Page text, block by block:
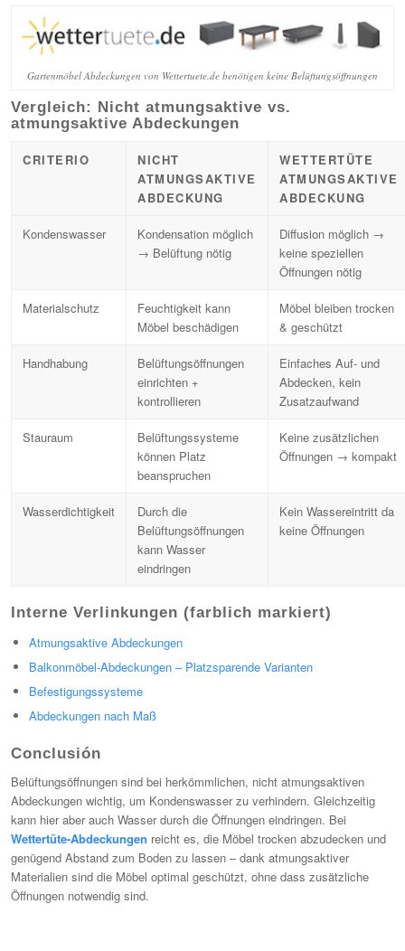
Gartenmöbel Abdeckungen von Wettertuete.de benötigen keine Belüftungsöffnungen
Vergleich: Nicht atmungsaktive vs.
atmungsaktive Abdeckungen
CRITERIO
NICHT
ATMUNGSAKTIVE
ABDECKUNG
WETTERTÜTE
ATMUNGSAKTIVE
ABDECKUNG
Kondenswasser
Kondensation möglich
→ Belüftung nötig
Diffusion möglich →
keine speziellen
Öffnungen nötig
Materialschutz
Feuchtigkeit kann
Möbel beschädigen
Möbel bleiben trocken
& geschützt
Handhabung
Belüftungsöffnungen
einrichten +
kontrollieren
Einfaches Auf- und
Abdecken, kein
Zusatzaufwand
Stauraum
Belüftungssysteme
können Platz
beanspruchen
Keine zusätzlichen
Öffnungen → kompakt
Wasserdichtigkeit
Durch die
Belüftungsöffnungen
kann Wasser
eindringen
Kein Wassereintritt da
keine Öffnungen
Interne Verlinkungen (farblich markiert)
Atmungsaktive Abdeckungen
Balkonmöbel-Abdeckungen – Platzsparende Varianten
Befestigungssysteme
Abdeckungen nach Maß
Conclusión
Belüftungsöffnungen sind bei herkömmlichen, nicht atmungsaktiven
Abdeckungen wichtig, um Kondenswasser zu verhindern. Gleichzeitig
kann hier aber auch Wasser durch die Öffnungen eindringen. Bei
Wettertüte-Abdeckungen reicht es, die Möbel trocken abzudecken und
genügend Abstand zum Boden zu lassen – dank atmungsaktiver
Materialien sind die Möbel optimal geschützt, ohne dass zusätzliche
Öffnungen notwendig sind.